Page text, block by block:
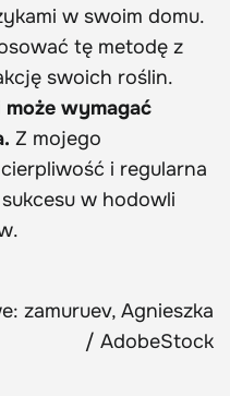
w swoim domu.
tę metodę z
swoich roślin.
wymagać
Z mojego
i regularna
w hodowli
zamuruev, Agnieszka
/ AdobeStock